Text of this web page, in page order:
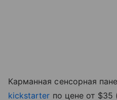
Карманная сенсорная
kickstarter по цене от $35